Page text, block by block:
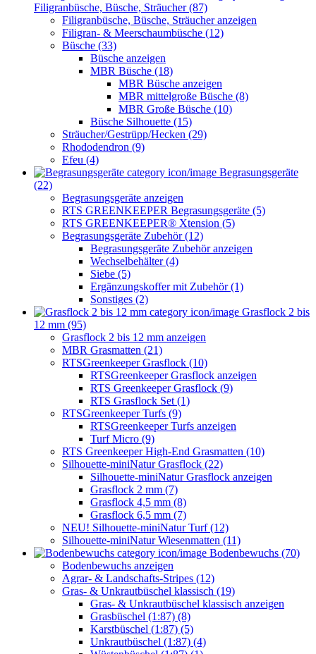
Filigranbüsche, Büsche, Sträucher (87)
Filigranbüsche, Büsche, Sträucher anzeigen
Filigran- & Meerschaumbüsche (12)
Büsche (33)
Büsche anzeigen
MBR Büsche (18)
MBR Büsche anzeigen
MBR mittelgroße Büsche (8)
MBR Große Büsche (10)
Büsche Silhouette (15)
Sträucher/Gestrüpp/Hecken (29)
Rhododendron (9)
Efeu (4)
Begrasungsgeräte
(22)
Begrasungsgeräte anzeigen
RTS GREENKEEPER Begrasungsgeräte (5)
RTS GREENKEEPER® Xtension (5)
Begrasungsgeräte Zubehör (12)
Begrasungsgeräte Zubehör anzeigen
Wechselbehälter (4)
Siebe (5)
Ergänzungskoffer mit Zubehör (1)
Sonstiges (2)
Grasflock 2 bis
12 mm (95)
Grasflock 2 bis 12 mm anzeigen
MBR Grasmatten (21)
RTSGreenkeeper Grasflock (10)
RTSGreenkeeper Grasflock anzeigen
RTS Greenkeeper Grasflock (9)
RTS Grasflock Set (1)
RTSGreenkeeper Turfs (9)
RTSGreenkeeper Turfs anzeigen
Turf Micro (9)
RTS Greenkeeper High-End Grasmatten (10)
Silhouette-miniNatur Grasflock (22)
Silhouette-miniNatur Grasflock anzeigen
Grasflock 2 mm (7)
Grasflock 4,5 mm (8)
Grasflock 6,5 mm (7)
NEU! Silhouette-miniNatur Turf (12)
Silhouette-miniNatur Wiesenmatten (11)
Bodenbewuchs (70)
Bodenbewuchs anzeigen
Agrar- & Landschafts-Stripes (12)
Gras- & Unkrautbüschel klassisch (19)
Gras- & Unkrautbüschel klassisch anzeigen
Grasbüschel (1:87) (8)
Karstbüschel (1:87) (5)
Unkrautbüschel (1:87) (4)